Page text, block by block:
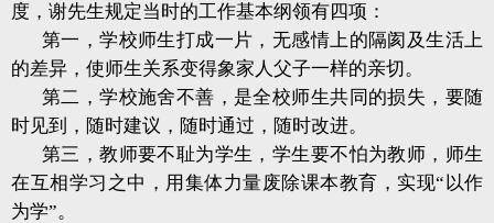
度，谢先生规定当时的工作基本纲领有四项：
第一，学校师生打成一片，无感情上的隔阂及生活上
的差异，使师生关系变得象家人父子一样的亲切。
第二，学校施舍不善，是全校师生共同的损失，要随
时见到，随时建议，随时通过，随时改进。
第三，教师要不耻为学生，学生要不怕为教师，师生
在互相学习之中，用集体力量废除课本教育，实现“以作
为学”。